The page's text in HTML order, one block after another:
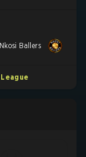
Nkosi Ballers